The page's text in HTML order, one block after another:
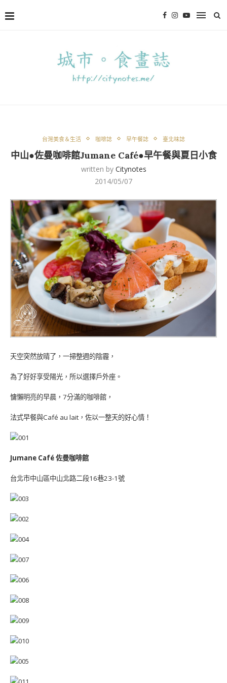
台灣美食＆生活 咖啡誌 早午餐誌 臺北味誌
中山●佐曼咖啡館Jumane Café●早午餐與夏日小食
written by Citynotes
2014/05/07
天空突然放晴了，一掃整週的陰霾，
為了好好享受陽光，所以選擇戶外座。
慵懶明亮的早晨，7分滿的咖啡館，
法式早餐與Café au lait，佐以一整天的好心情！
Jumane Café 佐曼咖啡館
台北市中山區中山北路二段16巷23-1號